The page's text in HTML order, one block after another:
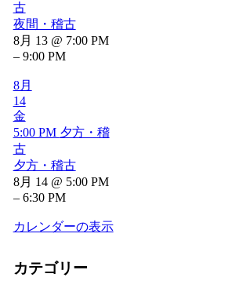
古
夜間・稽古
8月 13 @ 7:00 PM
– 9:00 PM
8月
14
金
5:00 PM 夕方・稽
古
夕方・稽古
8月 14 @ 5:00 PM
– 6:30 PM
カレンダーの表示
カテゴリー